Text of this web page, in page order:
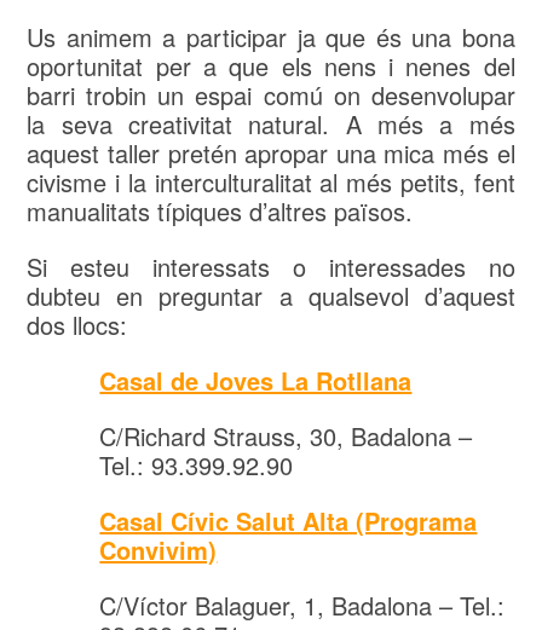
Us animem a participar ja que és una bona
oportunitat per a que els nens i nenes del
barri trobin un espai comú on desenvolupar
la seva creativitat natural. A més a més
aquest taller pretén apropar una mica més el
civisme i la interculturalitat al més petits, fent
manualitats típiques d’altres països.
Si esteu interessats o interessades no
dubteu en preguntar a qualsevol d’aquest
dos llocs:
Casal de Joves La Rotllana
C/Richard Strauss, 30, Badalona –
Tel.: 93.399.92.90
Casal Cívic Salut Alta (Programa
Convivim)
C/Víctor Balaguer, 1, Badalona – Tel.: